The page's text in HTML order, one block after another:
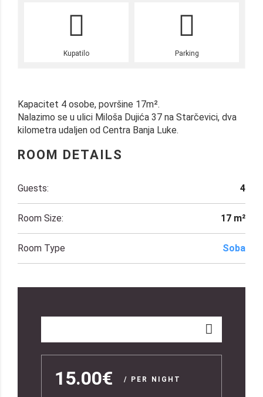
Kupatilo Parking
Kapacitet 4 osobe, površine 17m².
Nalazimo se u ulici Miloša Dujića 37 na Starčevici, dva
kilometra udaljen od Centra Banja Luke.
ROOM DETAILS
Guests: 4
Room Size: 17 m²
Room Type Soba
15.00€ / PER NIGHT